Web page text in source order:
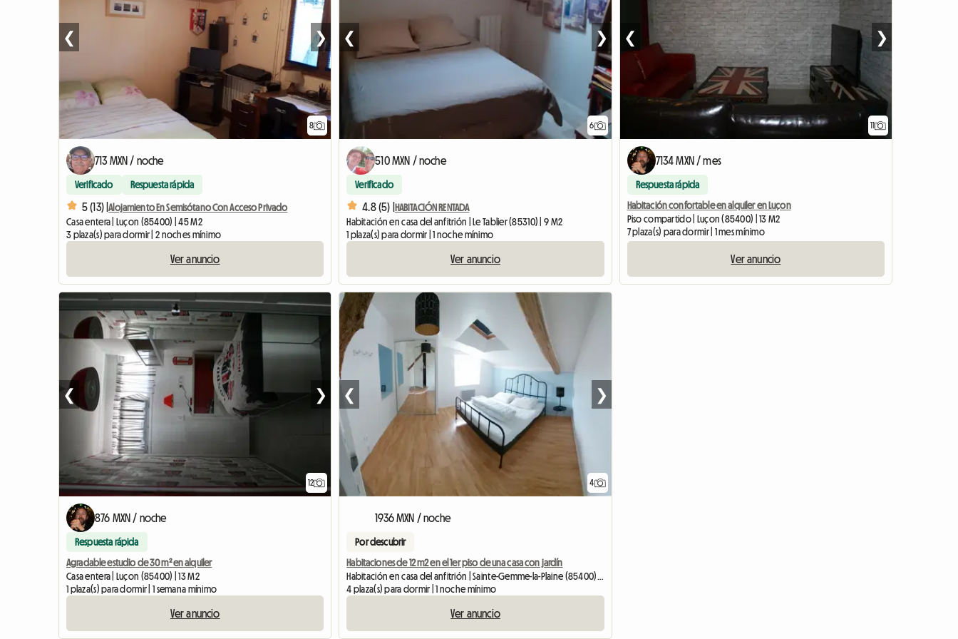
8
❮ ❯
713 MXN / noche
Verificado Respuesta rápida
5 (13) |Alojamiento En Semisótano Con Acceso Privado
Casa entera | Luçon (85400) | 45 M2
3 plaza(s) para dormir | 2 noches mínimo
Ver anuncio
6
❮ ❯
510 MXN / noche
Verificado
4.8 (5) |
HABITACIÓN RENTADA
Habitación en casa del anfitrión | Le Tablier (85310) | 9 M2
1 plaza(s) para dormir | 1 noche mínimo
Ver anuncio
11
❮ ❯
7134 MXN / mes
Respuesta rápida
Habitación confortable en alquiler en Luçon
Piso compartido | Luçon (85400) | 13 M2
7 plaza(s) para dormir | 1 mes mínimo
Ver anuncio
12
❮ ❯
876 MXN / noche
Respuesta rápida
Agradable estudio de 30 m² en alquiler
Casa entera | Luçon (85400) | 13 M2
1 plaza(s) para dormir | 1 semana mínimo
Ver anuncio
4
❮ ❯
1936 MXN / noche
Por descubrir
Habitaciones de 12 m2 en el 1er piso de una casa con jardín
Habitación en casa del anfitrión | Sainte-Gemme-la-Plaine (85400) | 30 M2
4 plaza(s) para dormir | 1 noche mínimo
Ver anuncio